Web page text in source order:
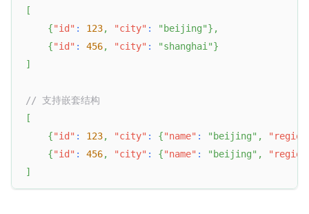
[
{"id" : 123, "city" : "beijing"} ,
{"id" : 456, "city" : "shanghai"}
]
// 支持嵌套结构
[
{"id" : 123, "city" : {"name" : "beijing" ,
{"id" : 456, "city" : {"name" : "beijing" ,
]